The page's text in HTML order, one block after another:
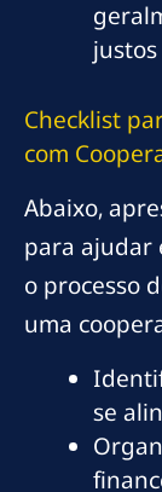
Checklist
com
Abaixo,
para ajudar
o processo
uma
se